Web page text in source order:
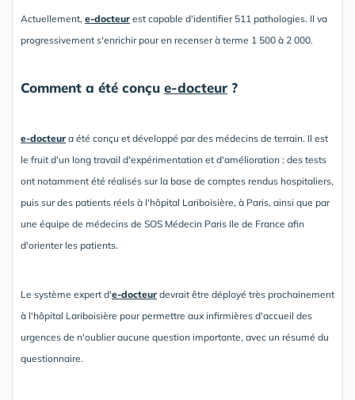
Actuellement, e-docteur est capable d'identifier 511 pathologies. Il va
progressivement s'enrichir pour en recenser à terme 1 500 à 2 000.
Comment a été conçu e-docteur ?
e-docteur a été conçu et développé par des médecins de terrain. Il est
le fruit d'un long travail d'expérimentation et d'amélioration : des tests
ont notamment été réalisés sur la base de comptes rendus hospitaliers,
puis sur des patients réels à l'hôpital Lariboisière, à Paris, ainsi que par
une équipe de médecins de SOS Médecin Paris Ile de France afin
d'orienter les patients.
Le système expert d'e-docteur devrait être déployé très prochainement
à l'hôpital Lariboisière pour permettre aux infirmières d'accueil des
urgences de n'oublier aucune question importante, avec un résumé du
questionnaire.